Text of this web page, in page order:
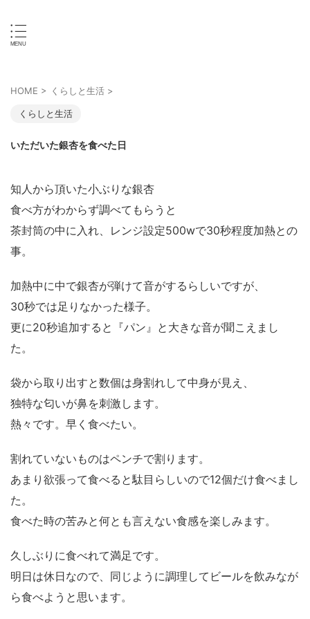
HOME > くらしと生活 >
くらしと生活
いただいた銀杏を食べた日
知人から頂いた小ぶりな銀杏
食べ方がわからず調べてもらうと
茶封筒の中に入れ、レンジ設定500wで30秒程度加熱との
事。
加熱中に中で銀杏が弾けて音がするらしいですが、
30秒では足りなかった様子。
更に20秒追加すると『パン』と大きな音が聞こえまし
た。
袋から取り出すと数個は身割れして中身が見え、
独特な匂いが鼻を刺激します。
熱々です。早く食べたい。
割れていないものはペンチで割ります。
あまり欲張って食べると駄目らしいので12個だけ食べまし
た。
食べた時の苦みと何とも言えない食感を楽しみます。
久しぶりに食べれて満足です。
明日は休日なので、同じように調理してビールを飲みなが
ら食べようと思います。